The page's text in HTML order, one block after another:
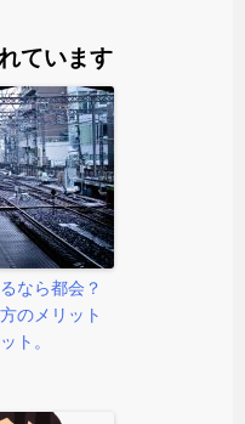
ています
なら都会？
のメリット
ト。